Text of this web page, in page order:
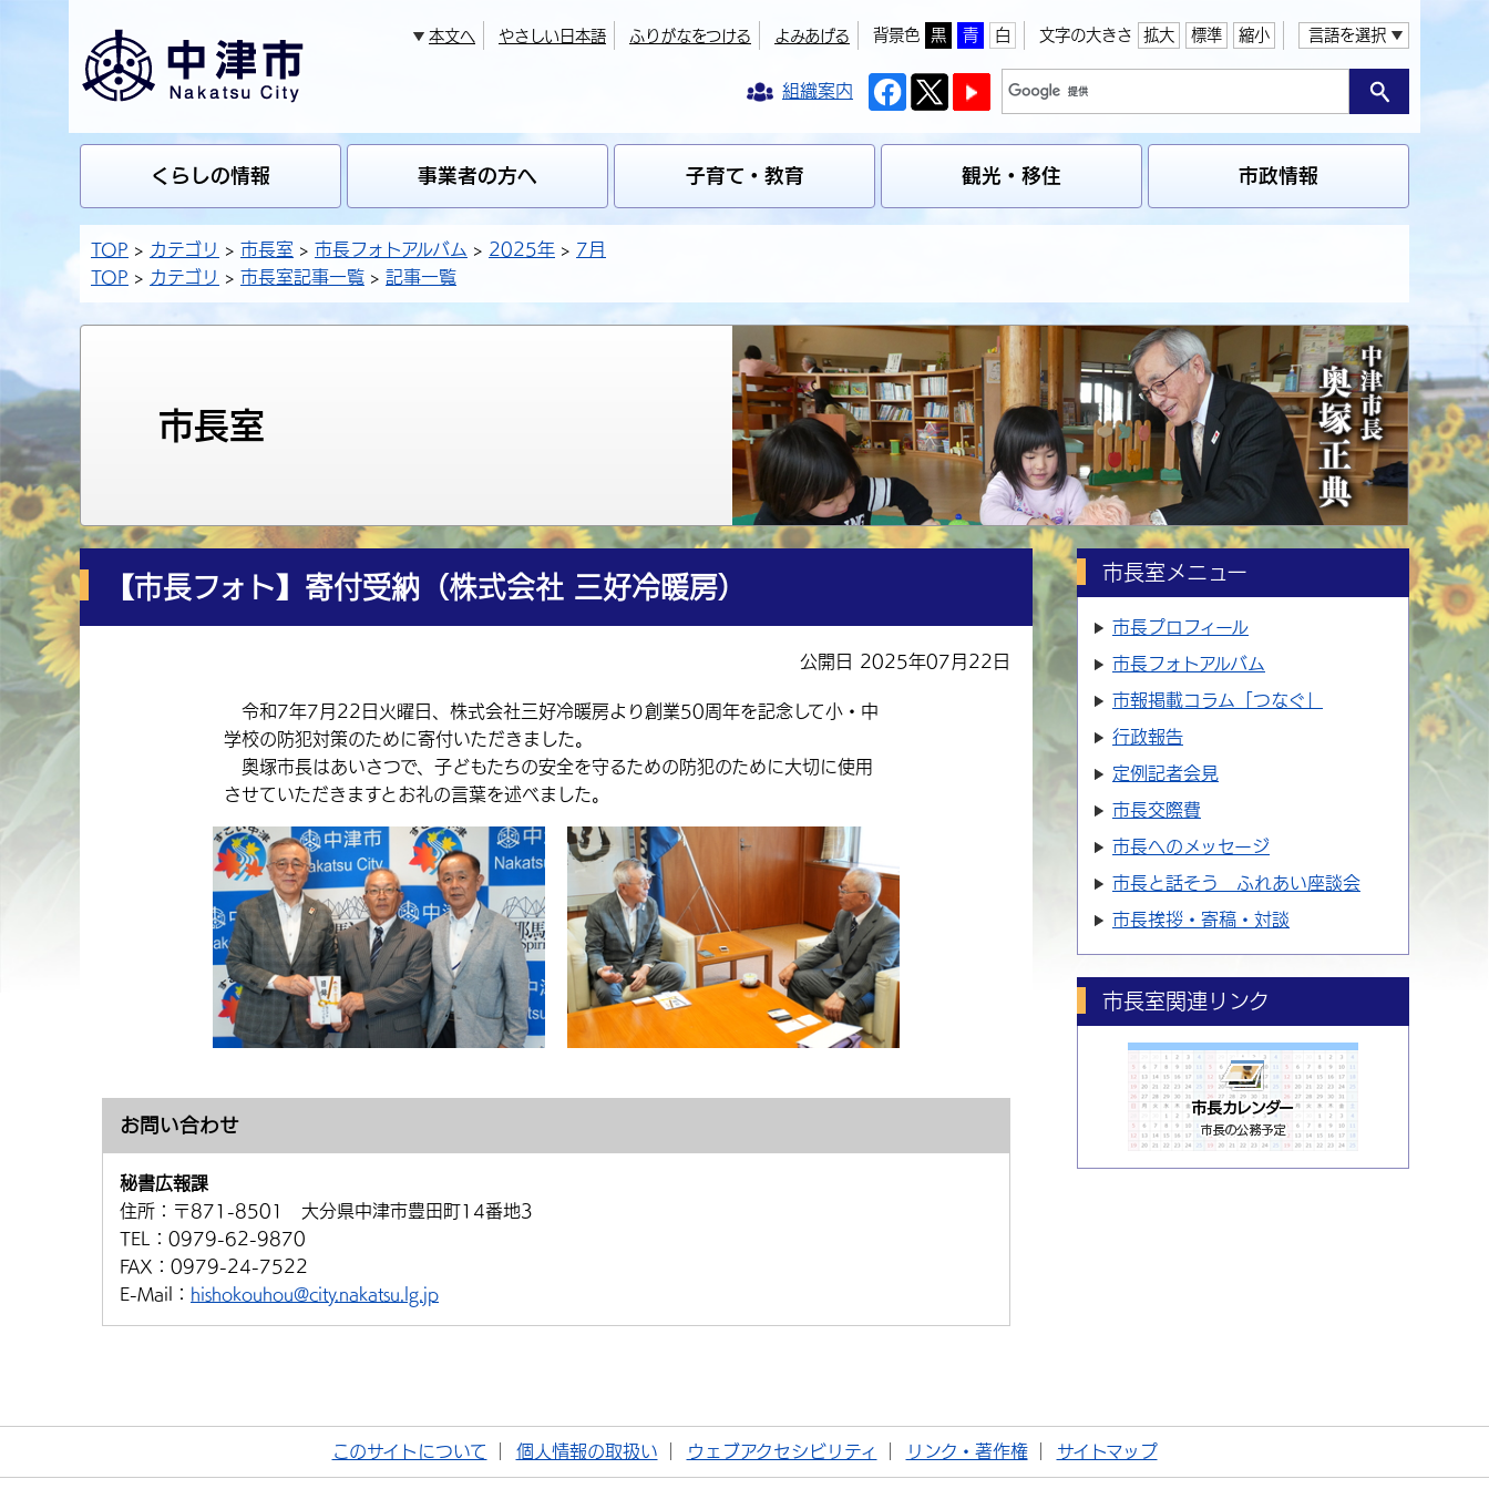
本文へ やさしい日本語 ふりがなをつける よみあげる 背景色 黒 青 白 文字の大きさ 拡大 標準 縮小 言語を選択
組織案内
くらしの情報 事業者の方へ 子育て・教育 観光・移住 市政情報
TOP カテゴリ 市長室 市長フォトアルバム 2025年
7月
TOP
カテゴリ 市長室記事一覧 記事一覧
市長室
【市長フォト】寄付受納（株式会社 三好冷暖房）
公開日 2025年07月22日
令和7年7月22日火曜日、株式会社三好冷暖房より創業50周年を記念して小・中
学校の防犯対策のために寄付いただきました。
奥塚市長はあいさつで、子どもたちの安全を守るための防犯のために大切に使用
させていただきますとお礼の言葉を述べました。
お問い合わせ
秘書広報課
住所： 〒871-8501 大分県中津市豊田町14番地3
TEL： 0979-62-9870
FAX： 0979-24-7522
E-Mail： hishokouhou@city.nakatsu.lg.jp
市長室メニュー
市長プロフィール
市長フォトアルバム
市報掲載コラム「つなぐ」
行政報告
定例記者会見
市長交際費
市長へのメッセージ
市長と話そう ふれあい座談会
市長挨拶・寄稿・対談
市長室関連リンク
このサイトについて 個人情報の取扱い ウェブアクセシビリティ リンク・著作権 サイトマップ